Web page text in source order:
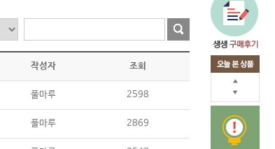
작성자 조회
풀마루 2598
풀마루 2869